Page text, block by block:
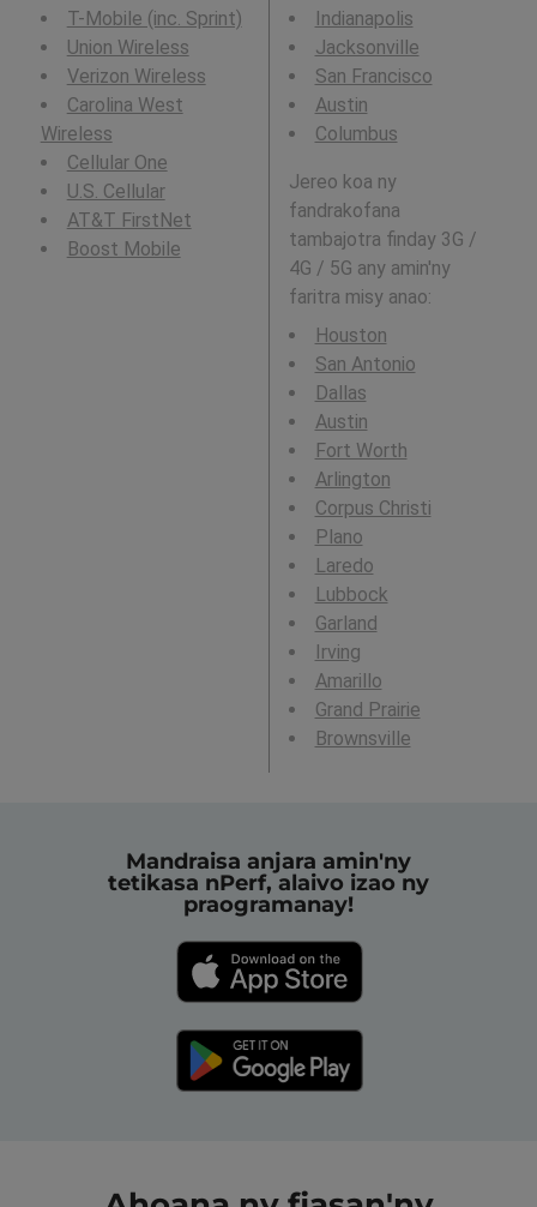
T-Mobile (inc. Sprint)
Union Wireless
Verizon Wireless
Carolina West
Wireless
Cellular One
U.S. Cellular
AT&T FirstNet
Boost Mobile
Indianapolis
Jacksonville
San Francisco
Austin
Columbus
Jereo koa ny
fandrakofana
tambajotra finday 3G /
4G / 5G any amin'ny
faritra misy anao:
Houston
San Antonio
Dallas
Austin
Fort Worth
Arlington
Corpus Christi
Plano
Laredo
Lubbock
Garland
Irving
Amarillo
Grand Prairie
Brownsville
Mandraisa anjara amin'ny
tetikasa nPerf, alaivo izao ny
praogramanay!